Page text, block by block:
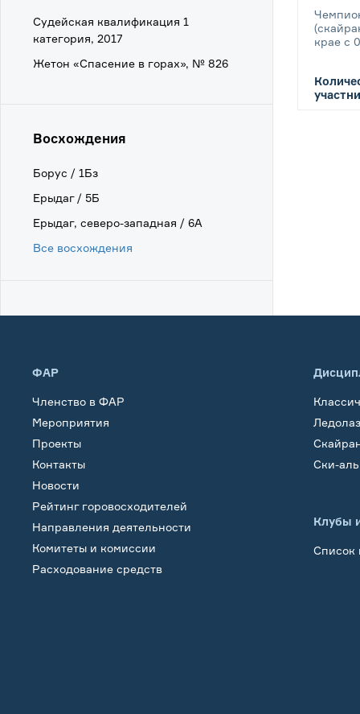
Судейская квалификация 1
категория, 2017
Жетон «Спасение в горах», № 826
Восхождения
Борус / 1Бз
Ерыдаг / 5Б
Ерыдаг, северо-западная / 6А
Все восхождения
крае с
ФАР
Членство в ФАР
Мероприятия
Проекты
Контакты
Новости
Рейтинг горовосходителей
Направления деятельности
Комитеты и комиссии
Расходование средств
Ски-
Клубы
Список